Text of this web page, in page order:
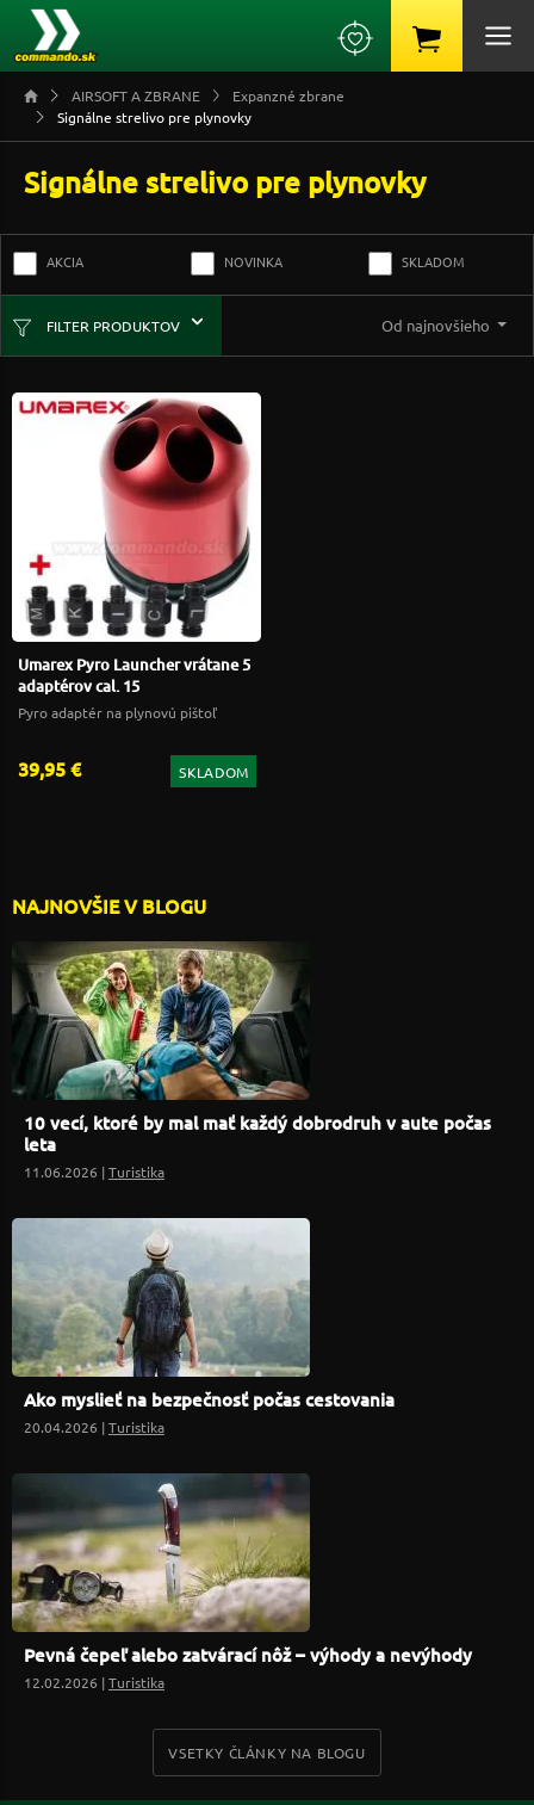
AIRSOFT A ZBRANE
Expanzné zbrane
Signálne strelivo pre plynovky
Signálne strelivo pre plynovky
AKCIA NOVINKA SKLADOM
FILTER PRODUKTOV Od najnovšieho
Umarex Pyro Launcher vrátane 5
adaptérov cal. 15
Pyro adaptér na plynovú pištoľ
39,95 € SKLADOM
NAJNOVŠIE V BLOGU
10 vecí, ktoré by mal mať každý dobrodruh v aute počas
leta
11.06.2026 |Turistika
Ako myslieť na bezpečnosť počas cestovania
20.04.2026 |Turistika
Pevná čepeľ alebo zatvárací nôž – výhody a nevýhody
12.02.2026 |Turistika
VSETKY ČLÁNKY NA BLOGU